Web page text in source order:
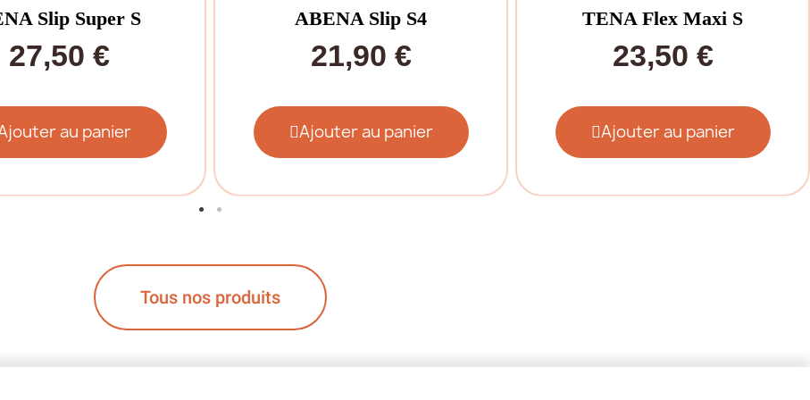
Slip Super S
27,50 €
au panier
ABENA Slip S4
21,90 €
Ajouter au panier
TENA Flex Maxi S
23,50 €
Ajouter au panier
Tous nos produits